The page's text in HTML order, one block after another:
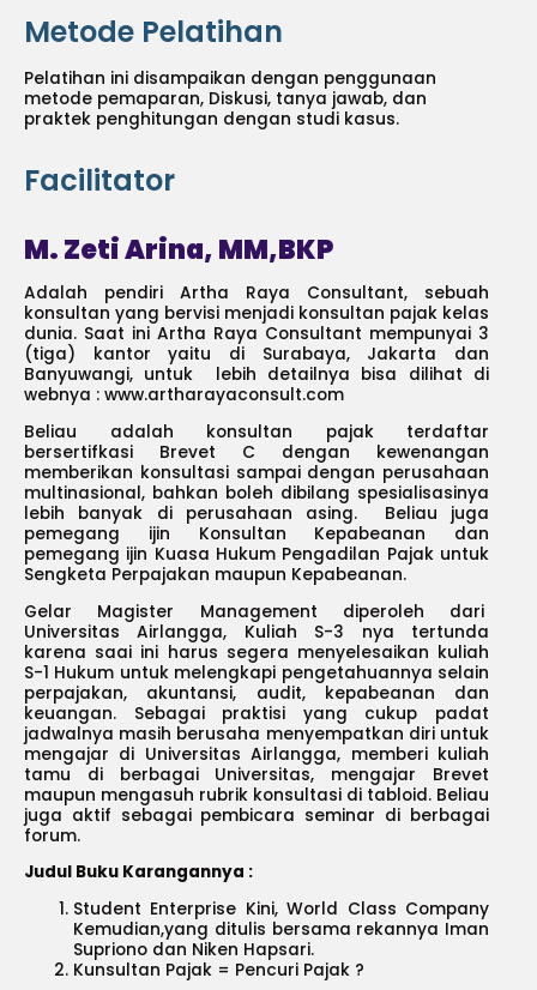
Metode Pelatihan
Pelatihan ini disampaikan dengan penggunaan
metode pemaparan, Diskusi, tanya jawab, dan
praktek penghitungan dengan studi kasus.
Facilitator
M. Zeti Arina, MM,BKP
Adalah pendiri Artha Raya Consultant, sebuah
konsultan yang bervisi menjadi konsultan pajak kelas
dunia. Saat ini Artha Raya Consultant mempunyai 3
(tiga) kantor yaitu di Surabaya, Jakarta dan
Banyuwangi, untuk lebih detailnya bisa dilihat di
webnya : www.artharayaconsult.com
Beliau adalah konsultan pajak terdaftar
bersertifkasi Brevet C dengan kewenangan
memberikan konsultasi sampai dengan perusahaan
multinasional, bahkan boleh dibilang spesialisasinya
lebih banyak di perusahaan asing. Beliau juga
pemegang ijin Konsultan Kepabeanan dan
pemegang ijin Kuasa Hukum Pengadilan Pajak untuk
Sengketa Perpajakan maupun Kepabeanan.
Gelar Magister Management diperoleh dari
Universitas Airlangga, Kuliah S-3 nya tertunda
karena saai ini harus segera menyelesaikan kuliah
S-1 Hukum untuk melengkapi pengetahuannya selain
perpajakan, akuntansi, audit, kepabeanan dan
keuangan. Sebagai praktisi yang cukup padat
jadwalnya masih berusaha menyempatkan diri untuk
mengajar di Universitas Airlangga, memberi kuliah
tamu di berbagai Universitas, mengajar Brevet
maupun mengasuh rubrik konsultasi di tabloid. Beliau
juga aktif sebagai pembicara seminar di berbagai
forum.
Judul Buku Karangannya :
Student Enterprise Kini, World Class Company
Kemudian,yang ditulis bersama rekannya Iman
Supriono dan Niken Hapsari.
Kunsultan Pajak = Pencuri Pajak ?